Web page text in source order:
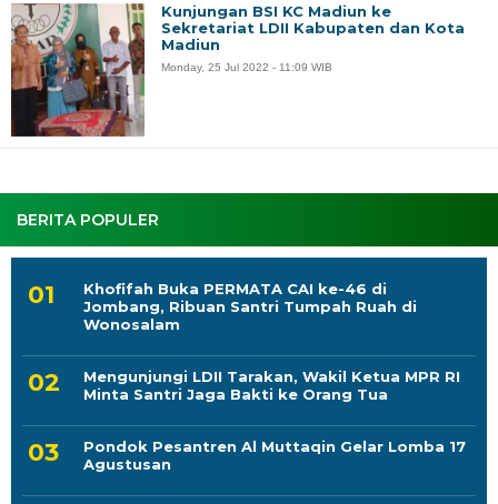
BERITA POPULER
Khofifah Buka PERMATA CAI ke-46 di
Jombang, Ribuan Santri Tumpah Ruah di
Wonosalam
Mengunjungi LDII Tarakan, Wakil Ketua MPR RI
Minta Santri Jaga Bakti ke Orang Tua
Pondok Pesantren Al Muttaqin Gelar Lomba 17
Agustusan
Kunjungan BSI KC Madiun ke
Sekretariat LDII Kabupaten dan Kota
Madiun
Monday, 25 Jul 2022 - 11:09 WIB